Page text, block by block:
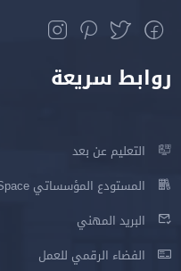
روابط سريعة
التعليم عن بعد
المستودع المؤسساتي DSpace
البريد المهني
الفضاء الرقمي للعمل